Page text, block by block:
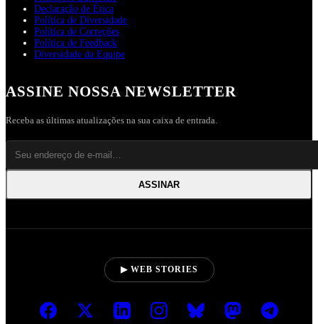
Declaração de Ética
Política de Diversidade
Política de Correções
Política de Feedback
Diversidade da Equipe
ASSINE NOSSA NEWSLETTER
Receba as últimas atualizações na sua caixa de entrada.
ASSINAR
▶ WEB STORIES